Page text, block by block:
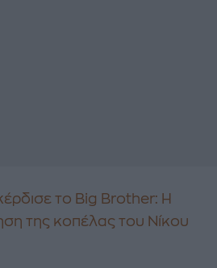
το Big Brother: Η
της κοπέλας του Νίκου